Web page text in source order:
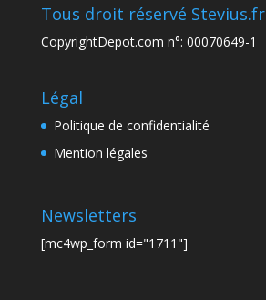
Tous droit réservé Stevius.fr
CopyrightDepot.com n°: 00070649-1
Légal
Politique de confidentialité
Mention légales
Newsletters
[mc4wp_form id="1711"]